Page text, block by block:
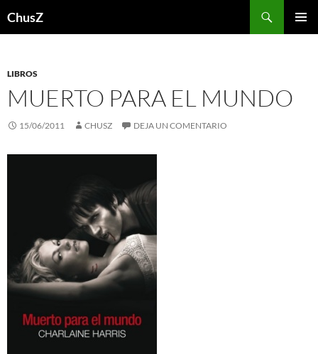
ChusZ
LIBROS
MUERTO PARA EL MUNDO
15/06/2011 CHUSZ DEJA UN COMENTARIO